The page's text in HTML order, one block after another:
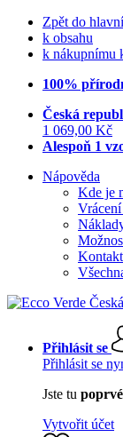
Zpět do
k obsahu
k nákupnímu
100%
Česká
1 069,00 Kč
Alespoň 1
Nápověda
Kde je
Přihlásit se
Přihlásit se
Jste tu
Vytvořit účet